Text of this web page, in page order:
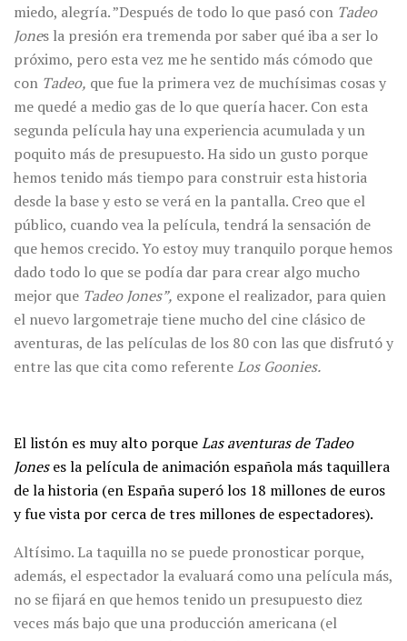
miedo, alegría. ”Después de todo lo que pasó con Tadeo
Jones la presión era tremenda por saber qué iba a ser lo
próximo, pero esta vez me he sentido más cómodo que
con Tadeo, que fue la primera vez de muchísimas cosas y
me quedé a medio gas de lo que quería hacer. Con esta
segunda película hay una experiencia acumulada y un
poquito más de presupuesto. Ha sido un gusto porque
hemos tenido más tiempo para construir esta historia
desde la base y esto se verá en la pantalla. Creo que el
público, cuando vea la película, tendrá la sensación de
que hemos crecido. Yo estoy muy tranquilo porque hemos
dado todo lo que se podía dar para crear algo mucho
mejor que Tadeo Jones”, expone el realizador, para quien
el nuevo largometraje tiene mucho del cine clásico de
aventuras, de las películas de los 80 con las que disfrutó y
entre las que cita como referenteLos Goonies.
El listón es muy alto porqueLas aventuras de Tadeo
Jonesesla película de animación española más taquillera
de la historia (en España superó los 18 millones de euros
y fue vista por cerca de tres millones de espectadores).
Altísimo. La taquilla no se puede pronosticar porque,
además, el espectador la evaluará como una película más,
no se fijará en que hemos tenido un presupuesto diez
veces más bajo que una producción americana (el